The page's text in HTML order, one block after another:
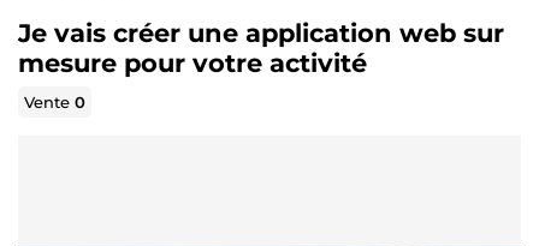
Je vais créer une application web sur
mesure pour votre activité
Vente0